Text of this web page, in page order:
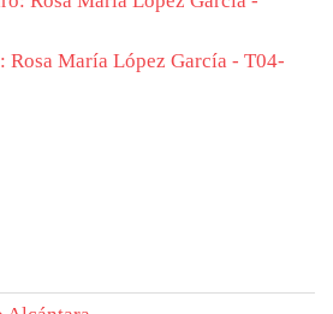
Rosa María López García - T04-